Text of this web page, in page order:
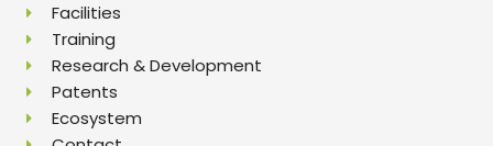
Facilities
Training
Research & Development
Patents
Ecosystem